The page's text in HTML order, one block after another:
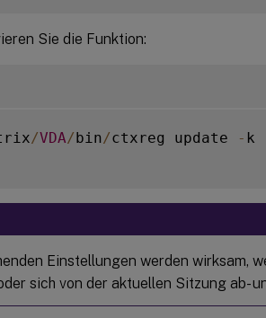
Sie die Funktion:
/VDA/bin/ctxreg update - k
Einstellungen werden wirksam,
sich von der aktuellen Sitzung ab-